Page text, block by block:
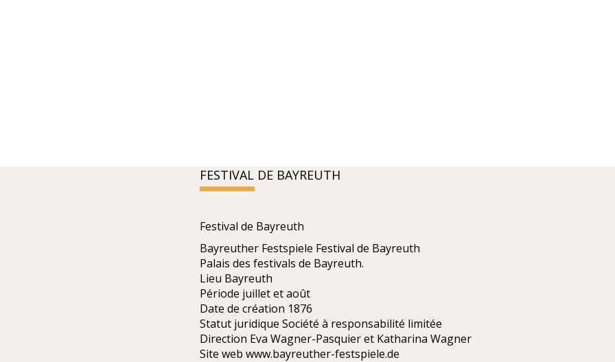
FESTIVAL DE BAYREUTH
Festival de Bayreuth
Bayreuther Festspiele Festival de Bayreuth
Palais des festivals de Bayreuth.
Lieu Bayreuth
Période juillet et août
Date de création 1876
Statut juridique Société à responsabilité limitée
Direction Eva Wagner-Pasquier et Katharina Wagner
Site web www.bayreuther-festspiele.de